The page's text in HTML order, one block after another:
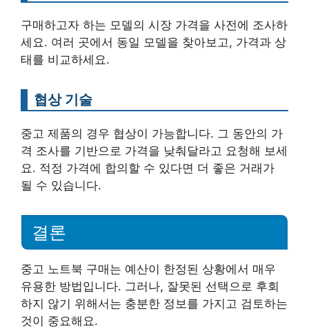
구매하고자 하는 모델의 시장 가격을 사전에 조사하
세요. 여러 곳에서 동일 모델을 찾아보고, 가격과 상
태를 비교하세요.
협상 기술
중고 제품의 경우 협상이 가능합니다. 그 동안의 가
격 조사를 기반으로 가격을 낮춰달라고 요청해 보세
요. 적정 가격에 합의할 수 있다면 더 좋은 거래가
될 수 있습니다.
결론
중고 노트북 구매는 예산이 한정된 상황에서 매우
유용한 방법입니다. 그러나, 잘못된 선택으로 후회
하지 않기 위해서는 충분한 정보를 가지고 검토하는
것이 중요해요.